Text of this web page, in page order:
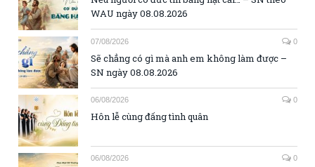
WAU ngày 08.08.2026
07/08/2026 0
Sẽ chẳng có gì mà anh em không làm được –
SN ngày 08.08.2026
06/08/2026 0
Hôn lễ cùng đấng tình quân
06/08/2026 0